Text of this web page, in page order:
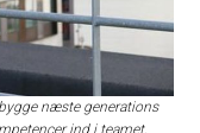
næste generations
ind i teamet,